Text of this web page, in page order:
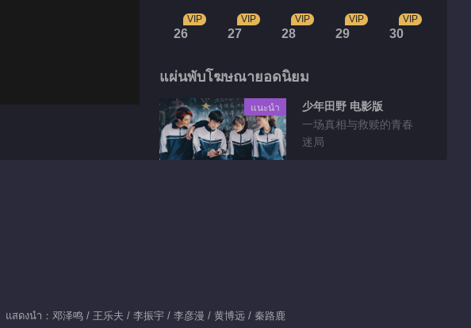
26
VIP
27
VIP
28
VIP
29
VIP
30
VIP
แผ่นพับโฆษณายอดนิยม
แนะนำ
少年田野 电影版
一场真相与救赎的青春
迷局
แสดงนำ：邓泽鸣 / 王乐夫 / 李振宇 / 李彦漫 / 黄博远 / 秦路鹿